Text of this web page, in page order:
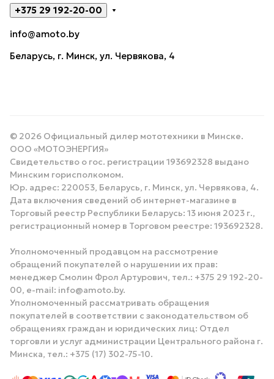
+375 29 192-20-00
info@amoto.by
Беларусь, г. Минск, ул. Червякова, 4
© 2026 Официальный дилер мототехники в Минске.
ООО «МОТОЭНЕРГИЯ»
Свидетельство о гос. регистрации 193692328 выдано
Минским горисполкомом.
Юр. адрес: 220053, Беларусь, г. Минск, ул. Червякова, 4.
Дата включения сведений об интернет-магазине в
Торговый реестр Республики Беларусь: 13 июня 2023 г.,
регистрационный номер в Торговом реестре: 193692328.
Уполномоченный продавцом на рассмотрение
обращений покупателей о нарушении их прав:
менеджер Смолин Фрол Артурович, тел.: +375 29 192-20-
00, e-mail: info@amoto.by.
Уполномоченный рассматривать обращения
покупателей в соответствии с законодательством об
обращениях граждан и юридических лиц: Отдел
торговли и услуг администрации Центрального района г.
Минска, тел.: +375 (17) 302-75-10.